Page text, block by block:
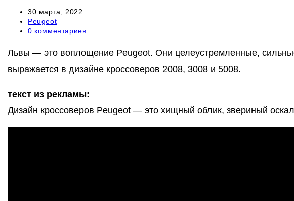
Запись
опубликована:
30 марта, 2022
Рубрика
записи:
Peugeot
Комментарии
записи:
0 комментариев
Львы — это воплощение Peugeot. Они целеустремленные,
выражается в дизайне кроссоверов 2008, 3008 и 5008.
текст из рекламы:
Дизайн кроссоверов Peugeot — это хищный облик, звериный